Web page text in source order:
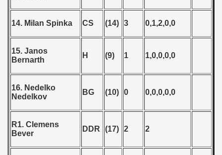
14. Milan Spinka CS (14) 3 0,1,2,0,0
15. Janos
Bernarth
H (9) 1 1,0,0,0,0
16. Nedelko
Nedelkov
BG (10) 0 0,0,0,0,0
R1. Clemens
Bever
DDR (17) 2 2
- 2003
- 2005
- 2006
- 2007
- 2009